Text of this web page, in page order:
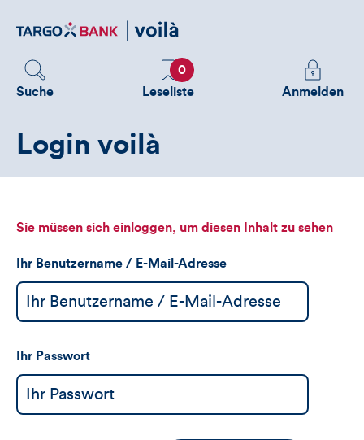
zum
Suche
Favoriten
0
Leseliste
Melden
Sie
sehen
Anmelden
Login voilà
Sie müssen sich einloggen, um diesen Inhalt zu sehen
Ihr Benutzername / E-Mail-Adresse
Ihr Passwort